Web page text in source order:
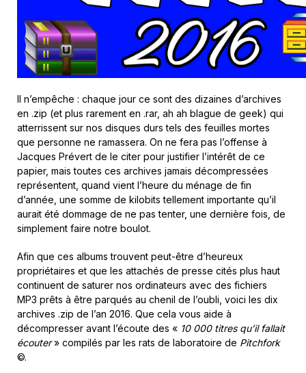
Il n’empêche : chaque jour ce sont des dizaines d’archives
en .zip (et plus rarement en .rar, ah ah blague de geek) qui
atterrissent sur nos disques durs tels des feuilles mortes
que personne ne ramassera. On ne fera pas l’offense à
Jacques Prévert de le citer pour justifier l’intérêt de ce
papier, mais toutes ces archives jamais décompressées
représentent, quand vient l’heure du ménage de fin
d’année, une somme de kilobits tellement importante qu’il
aurait été dommage de ne pas tenter, une dernière fois, de
simplement faire notre boulot.
Afin que ces albums trouvent peut-être d’heureux
propriétaires et que les attachés de presse cités plus haut
continuent de saturer nos ordinateurs avec des fichiers
MP3 prêts à être parqués au chenil de l’oubli, voici les dix
archives .zip de l’an 2016. Que cela vous aide à
décompresser avant l’écoute des « 10 000 titres qu’il fallait
écouter» compilés par les rats de laboratoire de Pitchfork
©.